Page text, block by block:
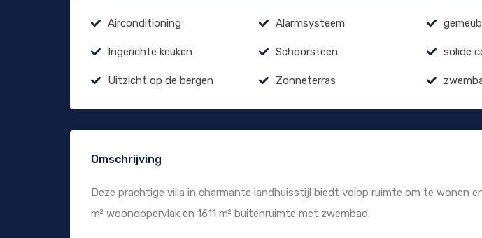
Airconditioning Alarmsysteem
Ingerichte keuken Schoorsteen solide
Uitzicht op de bergen Zonneterras
Omschrijving
Deze prachtige villa in charmante landhuisstijl biedt volop ruimte om te wonen
m² woonoppervlak en 1611 m² buitenruimte met zwembad.